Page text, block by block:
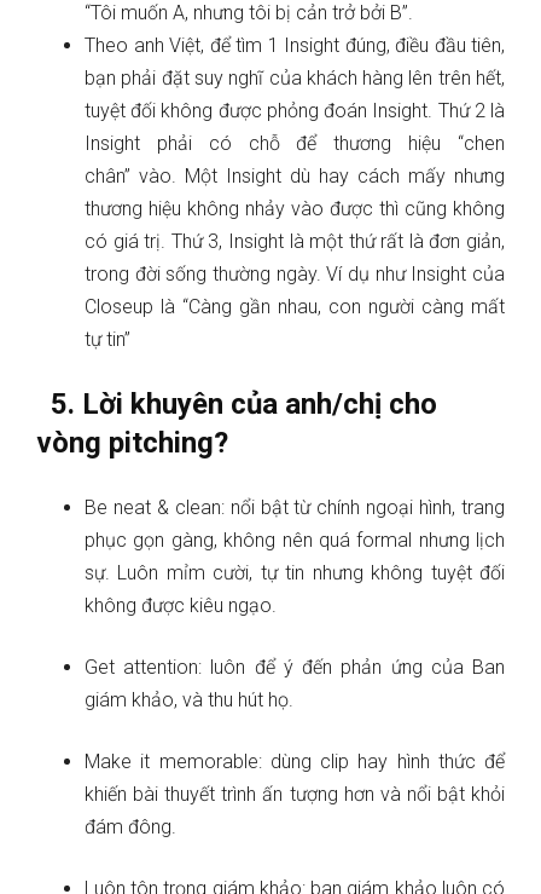
“Tôi muốn A, nhưng tôi bị cản trở bởi B”.
Theo anh Việt, để tìm 1 Insight đúng, điều đầu tiên,
bạn phải đặt suy nghĩ của khách hàng lên trên hết,
tuyệt đối không được phỏng đoán Insight. Thứ 2 là
Insight phải có chỗ để thương hiệu “chen
chân” vào. Một Insight dù hay cách mấy nhưng
thương hiệu không nhảy vào được thì cũng không
có giá trị. Thứ 3, Insight là một thứ rất là đơn giản,
trong đời sống thường ngày. Ví dụ như Insight của
Closeup là “Càng gần nhau, con người càng mất
tự tin”
5. Lời khuyên của anh/chị cho
vòng pitching?
Be neat & clean: nổi bật từ chính ngoại hình, trang
phục gọn gàng, không nên quá formal nhưng lịch
sự. Luôn mỉm cười, tự tin nhưng không tuyệt đối
không được kiêu ngạo.
Get attention: luôn để ý đến phản ứng của Ban
giám khảo, và thu hút họ.
Make it memorable: dùng clip hay hình thức để
khiến bài thuyết trình ấn tượng hơn và nổi bật khỏi
đám đông.
Luôn tôn trọng giám khảo: ban giám khảo luôn có